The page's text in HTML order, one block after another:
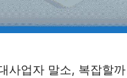
업자 말소, 복잡할